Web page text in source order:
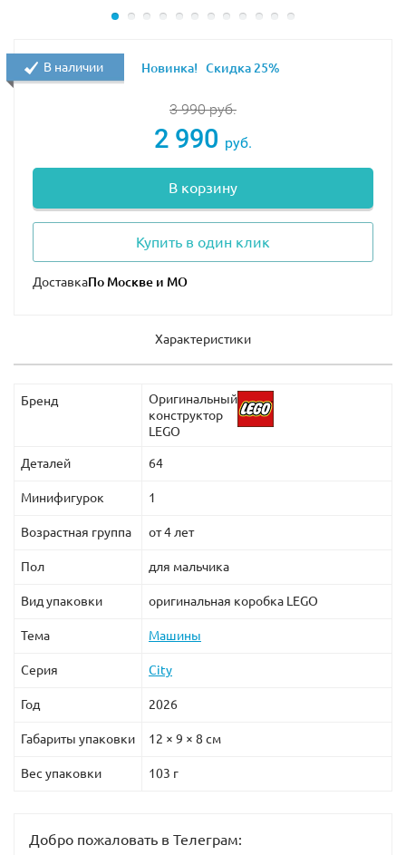
3 990руб.
2 990 руб.
В корзину
Купить в один клик
Доставка
В наличии Новинка! Скидка 25%
Характеристики
Бренд
Оригинальный
конструктор
LEGO
Деталей 64
Минифигурок 1
Возрастная группа от 4 лет
Пол для мальчика
Вид упаковки оригинальная коробка LEGO
Тема Машины
Серия City
Год 2026
Габариты упаковки 12 × 9 × 8 см
Вес упаковки 103 г
Добро пожаловать в Телеграм: